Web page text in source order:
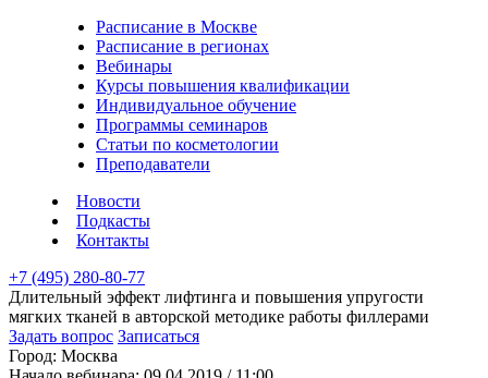
Расписание в Москве
Расписание в регионах
Вебинары
Курсы повышения квалификации
Индивидуальное обучение
Программы семинаров
Статьи по косметологии
Преподаватели
Новости
Подкасты
Контакты
+7 (495) 280-80-77
Длительный эффект лифтинга и повышения упругости
мягких тканей в авторской методике работы филлерами
Задать вопрос Записаться
Город: Москва